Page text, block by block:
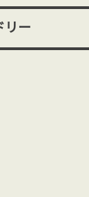
リー